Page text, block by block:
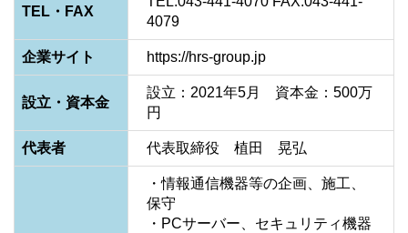
TEL・FAX
4079
企業サイト https://hrs-group.jp
設立・資本金
設立：2021年5月　資本金：500万
円
代表者 代表取締役　植田　晃弘
・情報通信機器等の企画、施工、
保守
・PCサーバー、セキュリティ機器